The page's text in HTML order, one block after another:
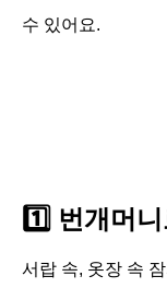
수 있어요.
1️⃣ 번개머
서랍 속, 옷장 속